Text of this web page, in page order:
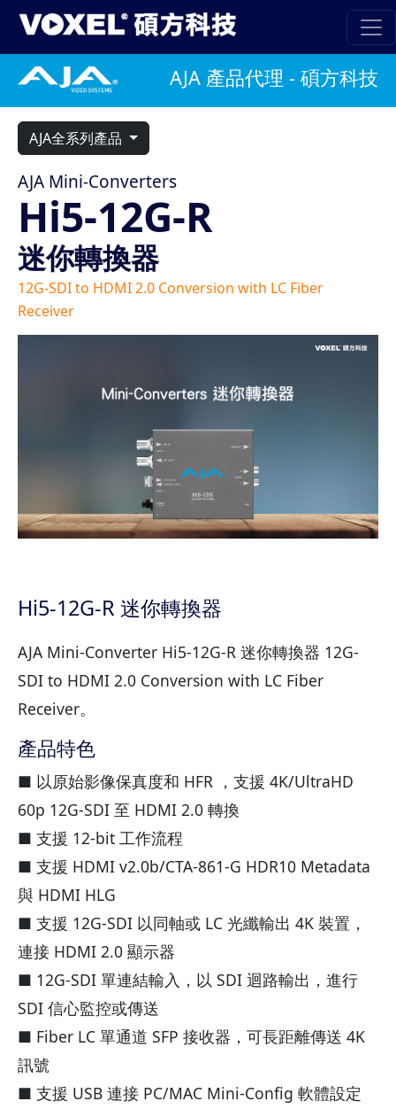
AJA 產品代理 - 碩方科技
AJA全系列產品
AJA Mini-Converters
Hi5-12G-R
迷你轉換器
12G-SDI to HDMI 2.0 Conversion with LC Fiber
Receiver
Hi5-12G-R 迷你轉換器
AJA Mini-Converter Hi5-12G-R 迷你轉換器 12G-
SDI to HDMI 2.0 Conversion with LC Fiber
Receiver。
產品特色
■ 以原始影像保真度和 HFR ，支援 4K/UltraHD
60p 12G-SDI 至 HDMI 2.0 轉換
■ 支援 12-bit 工作流程
■ 支援 HDMI v2.0b/CTA-861-G HDR10 Metadata
與 HDMI HLG
■ 支援 12G-SDI 以同軸或 LC 光纖輸出 4K 裝置，
連接 HDMI 2.0 顯示器
■ 12G-SDI 單連結輸入，以 SDI 迴路輸出，進行
SDI 信心監控或傳送
■ Fiber LC 單通道 SFP 接收器，可長距離傳送 4K
訊號
■ 支援 USB 連接 PC/MAC Mini-Config 軟體設定